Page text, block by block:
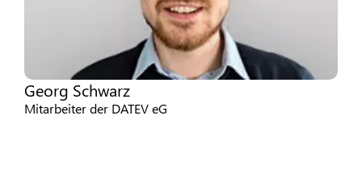
Georg Schwarz
Mitarbeiter der DATEV eG